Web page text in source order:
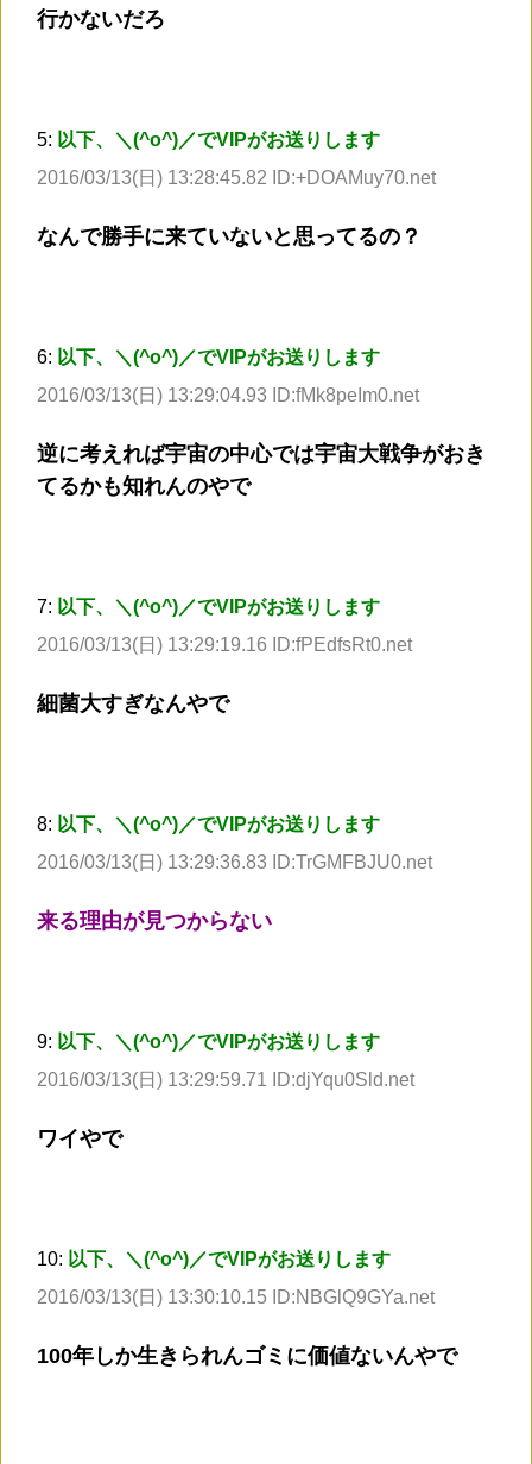
行かないだろ
5: 以下、＼(^o^)／でVIPがお送りします
2016/03/13(日) 13:28:45.82 ID:+DOAMuy70.net
なんで勝手に来ていないと思ってるの？
6: 以下、＼(^o^)／でVIPがお送りします
2016/03/13(日) 13:29:04.93 ID:fMk8peIm0.net
逆に考えれば宇宙の中心では宇宙大戦争がおき
てるかも知れんのやで
7: 以下、＼(^o^)／でVIPがお送りします
2016/03/13(日) 13:29:19.16 ID:fPEdfsRt0.net
細菌大すぎなんやで
8: 以下、＼(^o^)／でVIPがお送りします
2016/03/13(日) 13:29:36.83 ID:TrGMFBJU0.net
来る理由が見つからない
9: 以下、＼(^o^)／でVIPがお送りします
2016/03/13(日) 13:29:59.71 ID:djYqu0Sld.net
ワイやで
10: 以下、＼(^o^)／でVIPがお送りします
2016/03/13(日) 13:30:10.15 ID:NBGlQ9GYa.net
100年しか生きられんゴミに価値ないんやで